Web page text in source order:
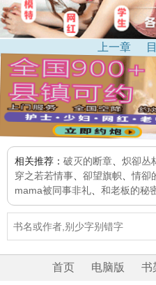
上一章
相关推荐： 破灭的断章 炽卻丛
穿之若若情事
卻望旗帜 、情卻
mama被同事非礼
和老板的秘
首页 电脑版 书